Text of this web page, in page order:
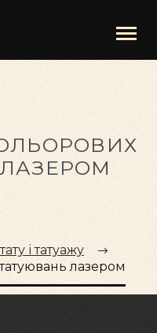
і татуажу
лазером